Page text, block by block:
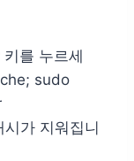
키를 누르세
sudo
가 지워집니